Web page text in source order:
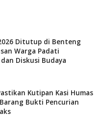
Ditutup di Benteng
Warga Padati
Diskusi Budaya
Kutipan Kasi Humas
Barang Bukti Pencurian